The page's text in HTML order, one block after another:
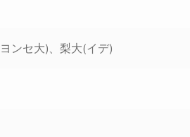
ンセ大)、梨大(イデ)